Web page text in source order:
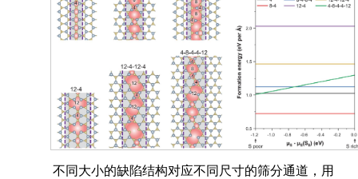
不同大小的缺陷结构对应不同尺寸的筛分通道，用